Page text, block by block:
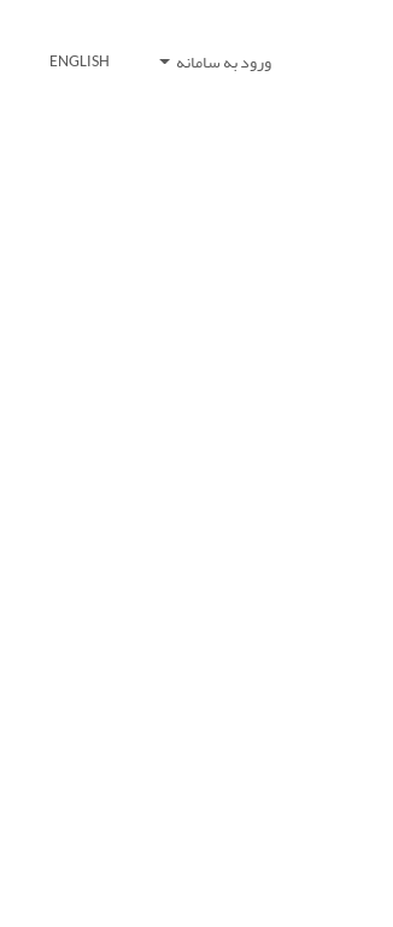
ورود به سامانه ENGLISH